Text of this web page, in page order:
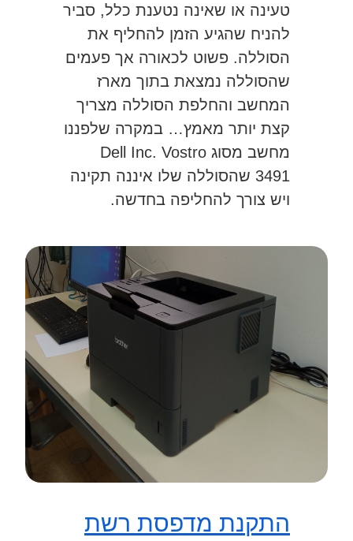
טעינה או שאינה נטענת כלל, סביר
להניח שהגיע הזמן להחליף את
הסוללה. פשוט לכאורה אך פעמים
שהסוללה נמצאת בתוך מארז
המחשב והחלפת הסוללה מצריך
קצת יותר מאמץ… במקרה שלפננו
מחשב מסוג Dell Inc. Vostro
3491 שהסוללה שלו איננה תקינה
ויש צורך להחליפה בחדשה.
התקנת מדפסת רשת